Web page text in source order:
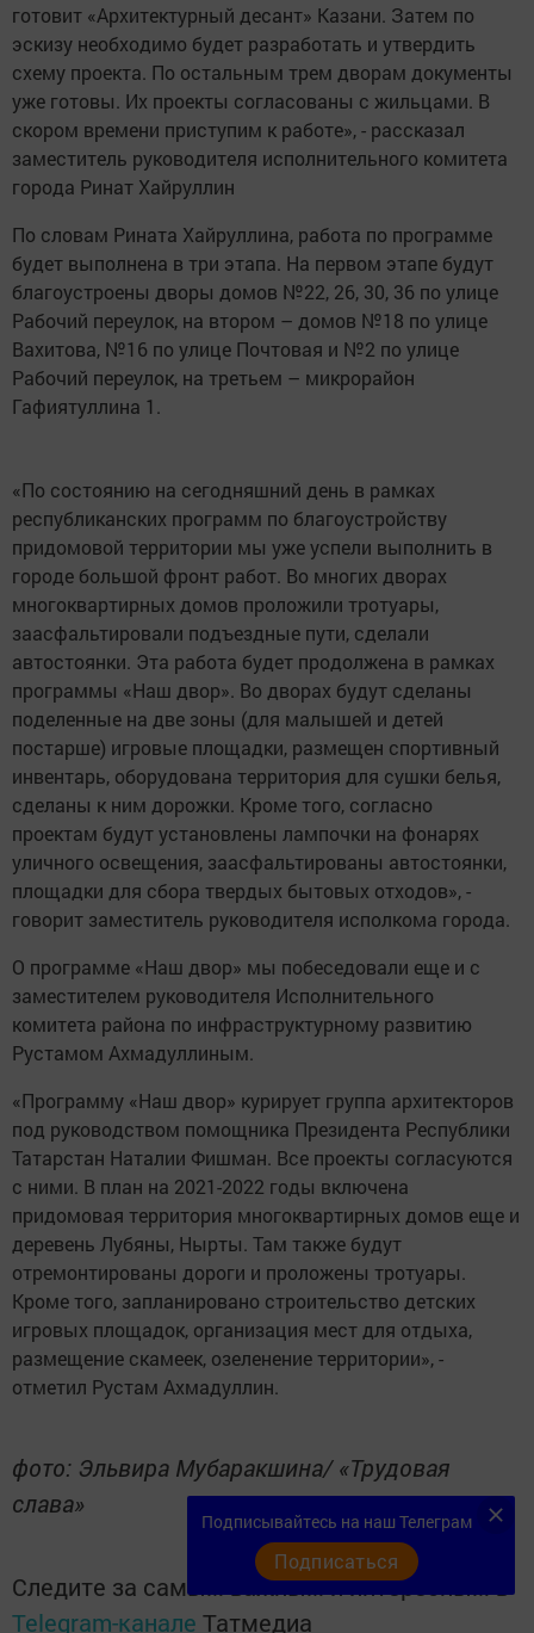
готовит «Архитектурный десант» Казани. Затем по
эскизу необходимо будет разработать и утвердить
схему проекта. По остальным трем дворам документы
уже готовы. Их проекты согласованы с жильцами. В
скором времени приступим к работе», - рассказал
заместитель руководителя исполнительного комитета
города Ринат Хайруллин
По словам Рината Хайруллина, работа по программе
будет выполнена в три этапа. На первом этапе будут
благоустроены дворы домов №22, 26, 30, 36 по улице
Рабочий переулок, на втором – домов №18 по улице
Вахитова, №16 по улице Почтовая и №2 по улице
Рабочий переулок, на третьем – микрорайон
Гафиятуллина 1.
«По состоянию на сегодняшний день в рамках
республиканских программ по благоустройству
придомовой территории мы уже успели выполнить в
городе большой фронт работ. Во многих дворах
многоквартирных домов проложили тротуары,
заасфальтировали подъездные пути, сделали
автостоянки. Эта работа будет продолжена в рамках
программы «Наш двор». Во дворах будут сделаны
поделенные на две зоны (для малышей и детей
постарше) игровые площадки, размещен спортивный
инвентарь, оборудована территория для сушки белья,
сделаны к ним дорожки. Кроме того, согласно
проектам будут установлены лампочки на фонарях
уличного освещения, заасфальтированы автостоянки,
площадки для сбора твердых бытовых отходов», -
говорит заместитель руководителя исполкома города.
О программе «Наш двор» мы побеседовали еще и с
заместителем руководителя Исполнительного
комитета района по инфраструктурному развитию
Рустамом Ахмадуллиным.
«Программу «Наш двор» курирует группа архитекторов
под руководством помощника Президента Республики
Татарстан Наталии Фишман. Все проекты согласуются
с ними. В план на 2021-2022 годы включена
придомовая территория многоквартирных домов еще и
деревень Лубяны, Нырты. Там также будут
отремонтированы дороги и проложены тротуары.
Кроме того, запланировано строительство детских
игровых площадок, организация мест для отдыха,
размещение скамеек, озеленение территории», -
отметил Рустам Ахмадуллин.
фото: Эльвира Мубаракшина/ «Трудовая
слава»
Следите за самым важным и интересным в
Telegram-канале Татмедиа
Подписывайтесь на наш Телеграм
Подписаться